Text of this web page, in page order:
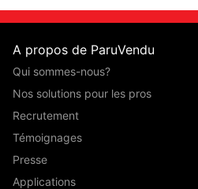
A propos de ParuVendu
Qui sommes-nous?
Nos solutions pour les pros
Recrutement
Témoignages
Presse
Applications